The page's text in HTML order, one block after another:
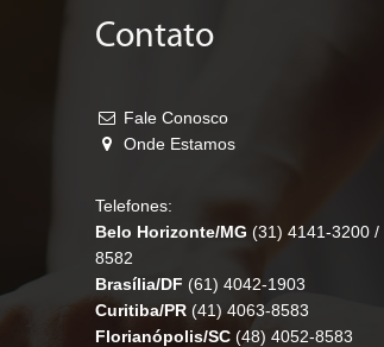
Contato
Fale Conosco
Onde Estamos
Telefones:
Belo Horizonte/MG (31) 4141-3200 /
8582
Brasília/DF (61) 4042-1903
Curitiba/PR (41) 4063-8583
Florianópolis/SC (48) 4052-8583